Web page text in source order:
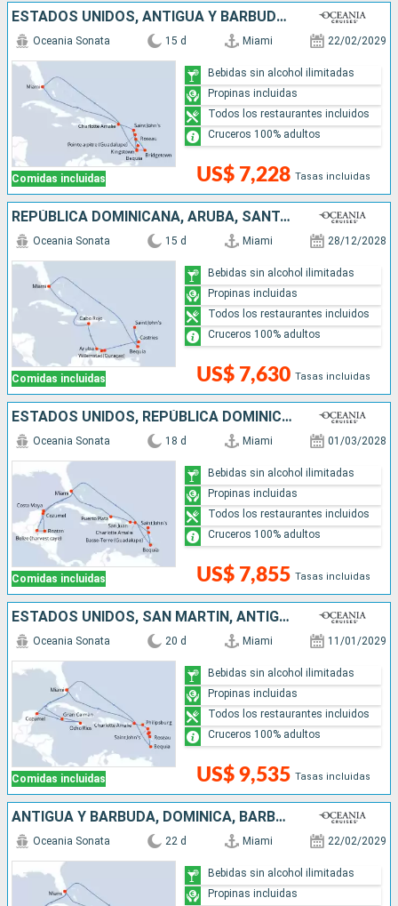
ESTADOS UNIDOS, ANTIGUA Y BARBUDA, DOMINICA, BARBADOS, SANTA LUCIA, SAN VINCENT Y LAS GRANADINAS
Comidas incluidas
Oceania Sonata 15 d Miami 22/02/2029
US$ 7,228 Tasas incluidas
Bebidas sin alcohol ilimitadas
Propinas incluidas
Todos los restaurantes incluidos
Cruceros 100% adultos
REPÚBLICA DOMINICANA, ARUBA, SANTA LUCIA, ANTIGUA Y BARBUDA, SAN VINCENT Y LAS GRANADINAS, ESTADOS UNIDOS
Comidas incluidas
Oceania Sonata 15 d Miami 28/12/2028
US$ 7,630 Tasas incluidas
Bebidas sin alcohol ilimitadas
Propinas incluidas
Todos los restaurantes incluidos
Cruceros 100% adultos
ESTADOS UNIDOS, REPÚBLICA DOMINICANA, PUERTO RICO, ANTIGUA Y BARBUDA, SAN VINCENT Y LAS GRANADINAS, MÉXICO, HONDURAS, BELICE
Comidas incluidas
Oceania Sonata 18 d Miami 01/03/2028
US$ 7,855 Tasas incluidas
Bebidas sin alcohol ilimitadas
Propinas incluidas
Todos los restaurantes incluidos
Cruceros 100% adultos
ESTADOS UNIDOS, SAN MARTÍN, ANTIGUA Y BARBUDA, DOMINICA, SAN VINCENT Y LAS GRANADINAS, MÉXICO, JAMAICA, ISLAS CAIMÁN
Comidas incluidas
Oceania Sonata 20 d Miami 11/01/2029
US$ 9,535 Tasas incluidas
Bebidas sin alcohol ilimitadas
Propinas incluidas
Todos los restaurantes incluidos
Cruceros 100% adultos
ANTIGUA Y BARBUDA, DOMINICA, BARBADOS, SANTA LUCIA, SAN VINCENT Y LAS GRANADINAS, ESTADOS UNIDOS, MÉXICO, JAMAICA, ISLAS CAIMÁN
Oceania Sonata 22 d Miami 22/02/2029
Bebidas sin alcohol ilimitadas
Propinas incluidas